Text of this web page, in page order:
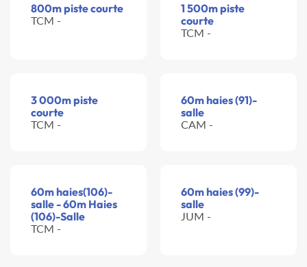
800m piste courte
TCM -
1 500m piste
courte
TCM -
3 000m piste
courte
TCM -
60m haies (91)-
salle
CAM -
60m haies(106)-
salle - 60m Haies
(106)-Salle
TCM -
60m haies (99)-
salle
JUM -